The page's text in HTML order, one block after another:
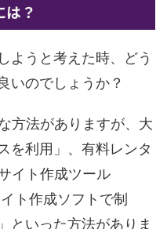
？
ようと考えた時、どう
いのでしょうか？
方法がありますが、大
を利用」、有料レンタ
イト作成ツール
ト作成ソフトで制
といった方法がありま